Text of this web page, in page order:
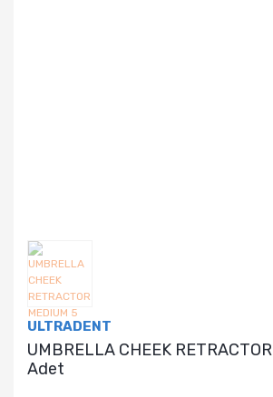
ULTRADENT
UMBRELLA CHEEK
Adet